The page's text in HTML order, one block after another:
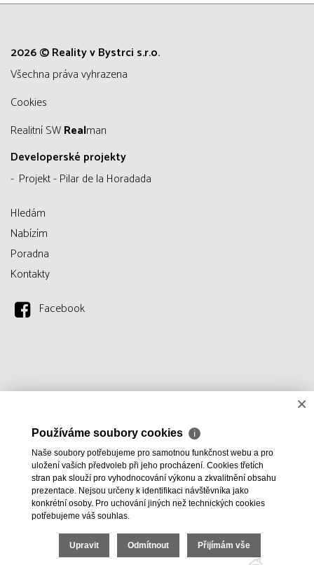
2026 © Reality v Bystrci s.r.o.
všechna práva vyhrazena
Cookies
Realitní SWRealman
Developerské projekty
Projekt - Pilar de la Horadada
Hledám
Nabízím
Poradna
Kontakty
Facebook
×
Používáme soubory cookies ℹ
Naše soubory potřebujeme pro samotnou funkčnost webu a pro
uložení vašich předvoleb při jeho procházení. Cookies třetích
stran pak slouží pro vyhodnocování výkonu a zkvalitnění obsahu
prezentace. Nejsou určeny k identifikaci návštěvníka jako
konkrétní osoby. Pro uchování jiných než technických cookies
potřebujeme váš souhlas.
Upravit Odmítnout Přijímám vše